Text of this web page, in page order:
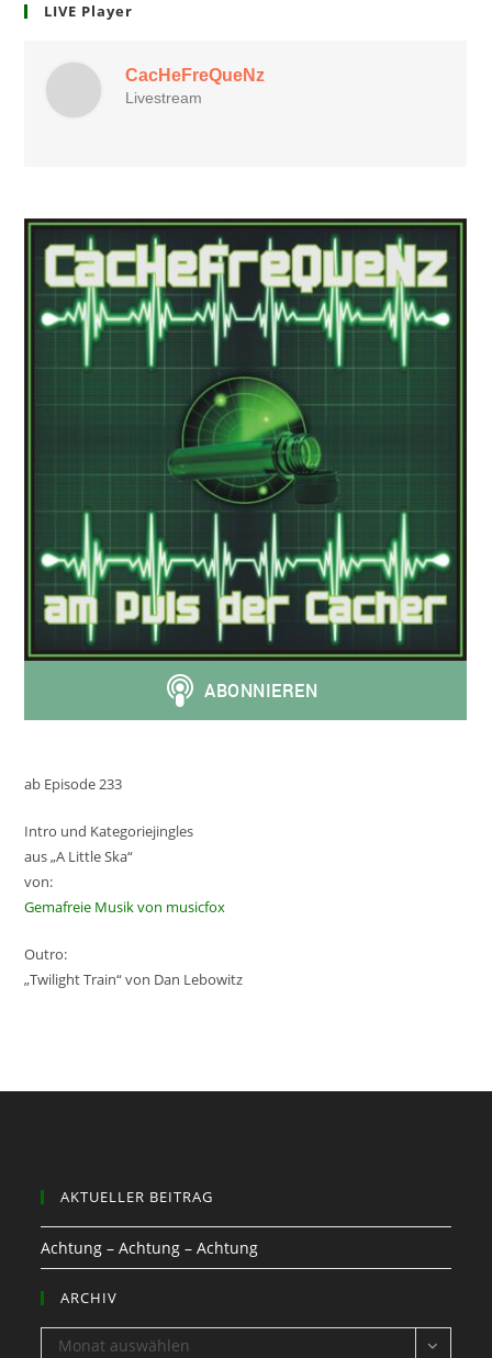
LIVE Player
ab Episode 233
Intro und Kategoriejingles
aus „A Little Ska“
von:
Gemafreie Musik von musicfox
Outro:
„Twilight Train“ von Dan Lebowitz
AKTUELLER BEITRAG
Achtung – Achtung – Achtung
ARCHIV
ARCHIV
Monat auswählen